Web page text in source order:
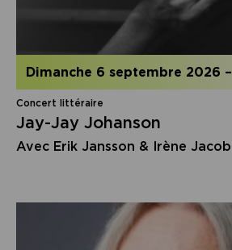
dimanche 6 septembre 2026 –
Concert littéraire
Jay-Jay Johanson
Avec Erik Jansson & Irène Jacob